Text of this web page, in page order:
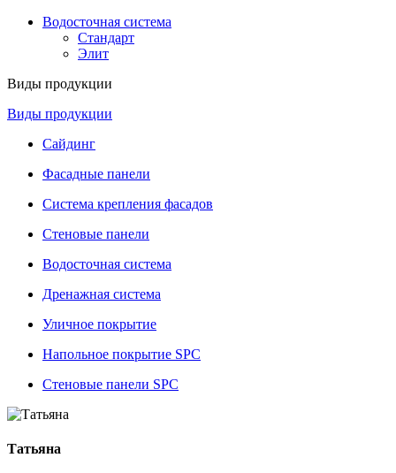
Водосточная система
Стандарт
Элит
Виды продукции
Виды продукции
Сайдинг
Фасадные панели
Система крепления фасадов
Стеновые панели
Водосточная система
Дренажная система
Уличное покрытие
Напольное покрытие SPC
Стеновые панели SPC
Татьяна